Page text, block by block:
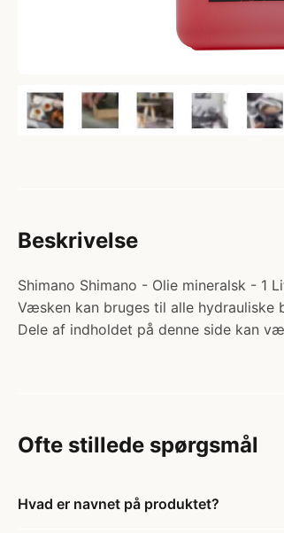
Beskrivelse
Shimano Shimano - Olie mineralsk - 1
Væsken kan bruges til alle hydrauliske
Dele af indholdet på denne side kan
Ofte stillede spørgsmål
Hvad er navnet på produktet?